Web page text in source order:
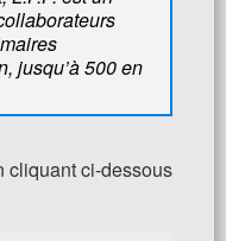
jusqu’à 500 en
cliquant ci-dessous